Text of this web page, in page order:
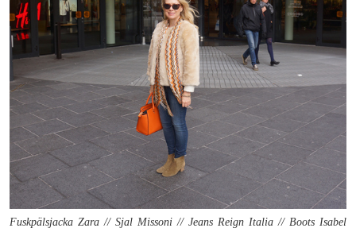
Fuskpälsjacka Zara // Sjal Missoni // Jeans Reign Italia // Boots Isabel